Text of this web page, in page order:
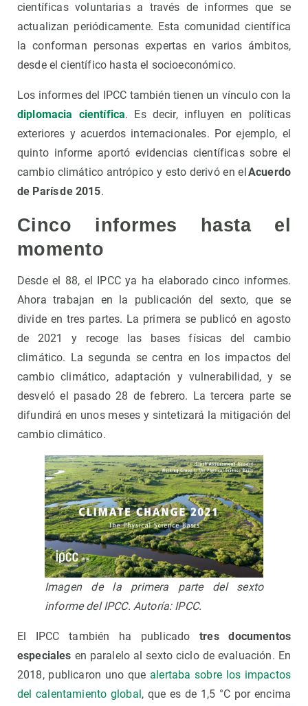
científicas voluntarias a través de informes que se
actualizan periódicamente. Esta comunidad científica
la conforman personas expertas en varios ámbitos,
desde el científico hasta el socioeconómico.
Los informes del IPCC también tienen un vínculo con la
diplomacia científica. Es decir, influyen en políticas
exteriores y acuerdos internacionales. Por ejemplo, el
quinto informe aportó evidencias científicas sobre el
cambio climático antrópico y esto derivó en el Acuerdo
de París de 2015.
Cinco informes hasta el
momento
Desde el 88, el IPCC ya ha elaborado cinco informes.
Ahora trabajan en la publicación del sexto, que se
divide en tres partes. La primera se publicó en agosto
de 2021 y recoge las bases físicas del cambio
climático. La segunda se centra en los impactos del
cambio climático, adaptación y vulnerabilidad, y se
desveló el pasado 28 de febrero. La tercera parte se
difundirá en unos meses y sintetizará la mitigación del
cambio climático.
Imagen de la primera parte del sexto
informe del IPCC. Autoría: IPCC.
El IPCC también ha publicadotres documentos
especiales en paralelo al sexto ciclo de evaluación. En
2018, publicaron uno que alertaba sobre los impactos
del calentamiento global , que es de 1,5 °C por encima